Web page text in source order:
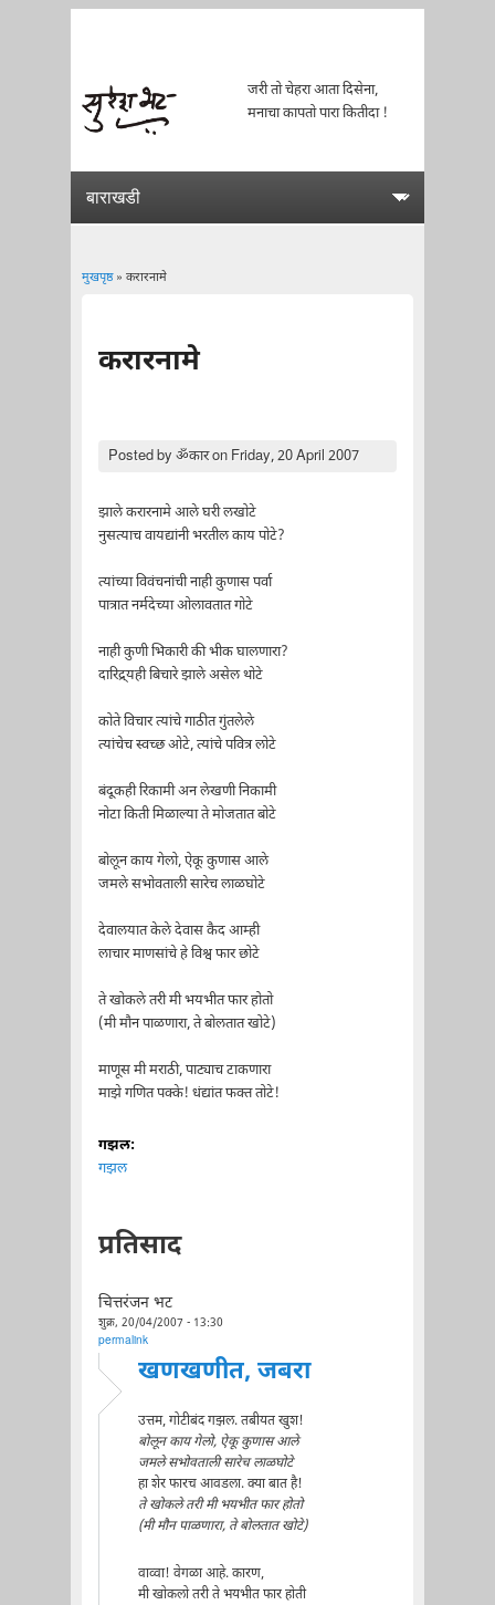
जरी तो चेहरा आता दिसेना,
मनाचा कापतो पारा कितीदा !
मुखपृष्ठ» करारनामे
करारनामे
Posted byॐकारon Friday, 20 April 2007
झाले करारनामे आले घरी लखोटे
नुसत्याच वायद्यांनी भरतील काय पोटे?
त्यांच्या विवंचनांची नाही कुणास पर्वा
पात्रात नर्मदेच्या ओलावतात गोटे
नाही कुणी भिकारी की भीक घालणारा?
दारिद्र्यही बिचारे झाले असेल थोटे
कोते विचार त्यांचे गाठीत गुंतलेले
त्यांचेच स्वच्छ ओटे, त्यांचे पवित्र लोटे
बंदूकही रिकामी अन लेखणी निकामी
नोटा किती मिळाल्या ते मोजतात बोटे
बोलून काय गेलो, ऐकू कुणास आले
जमले सभोवताली सारेच लाळघोटे
देवालयात केले देवास कैद आम्ही
लाचार माणसांचे हे विश्व फार छोटे
ते खोकले तरी मी भयभीत फार होतो
(मी मौन पाळणारा, ते बोलतात खोटे)
माणूस मी मराठी, पाट्याच टाकणारा
माझे गणित पक्के! धंद्यांत फक्त तोटे!
गझल:
गझल
प्रतिसाद
चित्तरंजन भट
शुक्र, 20/04/2007 - 13:30
permalink
खणखणीत, जबरा
उत्तम, गोटीबंद गझल. तबीयत खुश!
बोलून काय गेलो, ऐकू कुणास आले
जमले सभोवताली सारेच लाळघोटे
हा शेर फारच आवडला. क्या बात है!
ते खोकले तरी मी भयभीत फार होतो
(मी मौन पाळणारा, ते बोलतात खोटे)
वाव्वा! वेगळा आहे. कारण,
मी खोकलो तरी ते भयभीत फार होती